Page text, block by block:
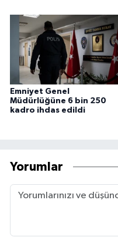
Emniyet Genel
Müdürlüğüne 6 bin 250
kadro ihdas edildi
Yorumlar